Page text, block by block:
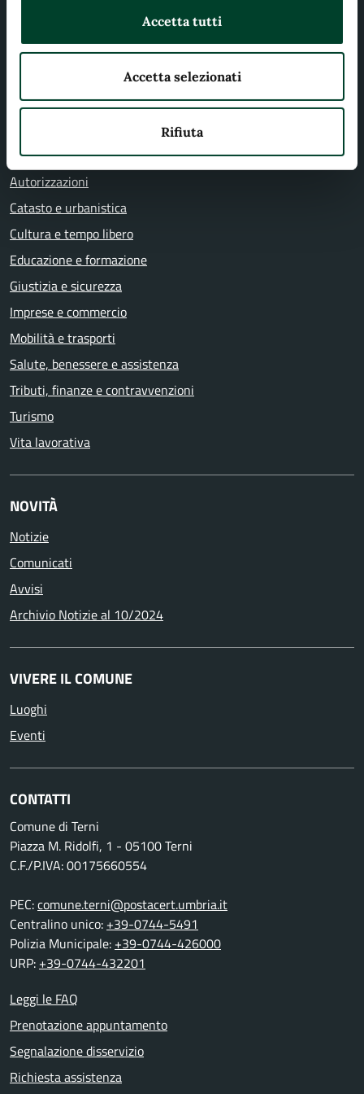
Accetta tutti
Accetta selezionati
Rifiuta
CATEGORIE DI SERVIZIO
Ambiente
Appalti pubblici
Autorizzazioni
Catasto e urbanistica
Cultura e tempo libero
Educazione e formazione
Giustizia e sicurezza
Imprese e commercio
Mobilità e trasporti
Salute, benessere e assistenza
Tributi, finanze e contravvenzioni
Turismo
Vita lavorativa
NOVITÀ
Notizie
Comunicati
Avvisi
Archivio Notizie al 10/2024
VIVERE IL COMUNE
Luoghi
Eventi
CONTATTI
Comune di Terni
Piazza M. Ridolfi, 1 - 05100 Terni
C.F./P.IVA: 00175660554
PEC:comune.terni@postacert.umbria.it
Centralino unico: +39-0744-5491
Polizia Municipale: +39-0744-426000
URP: +39-0744-432201
Leggi le FAQ
Prenotazione appuntamento
Segnalazione disservizio
Richiesta assistenza